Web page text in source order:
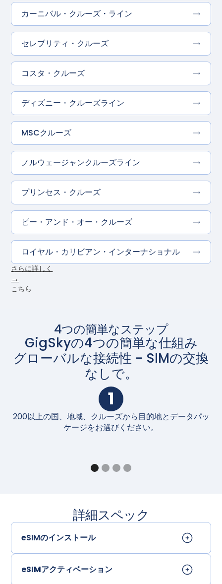
カーニバル・クルーズ・ライン
セレブリティ・クルーズ
コスタ・クルーズ
ディズニー・クルーズライン
MSCクルーズ
ノルウェージャンクルーズライン
プリンセス・クルーズ
ピー・アンド・オー・クルーズ
ロイヤル・カリビアン・インターナショナル
さらに詳しく
→
こちら
4つの簡単なステップ
GigSkyの4つの簡単な仕組み
グローバルな接続性 - SIMの交換
なしで。
1
200以上の国、地域、クルーズから目的地とデータパッ
ケージをお選びください。
詳細スペック
eSIMのインストール
eSIMアクティベーション